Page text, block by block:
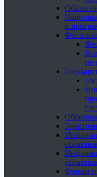
Общая
и
по
Формы и